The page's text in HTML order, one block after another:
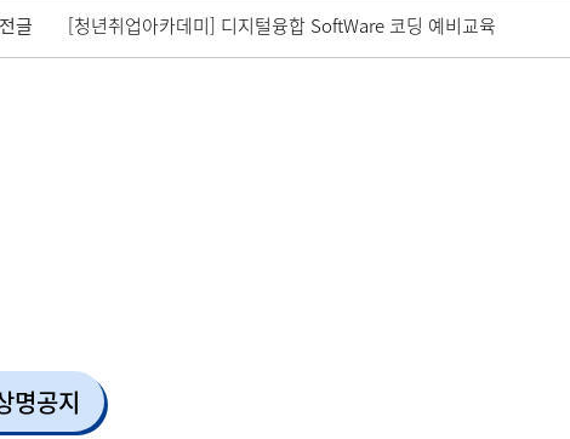
글 [청년취업아카데미] 디지털융합 SoftWare 코딩 예비교육
명공지